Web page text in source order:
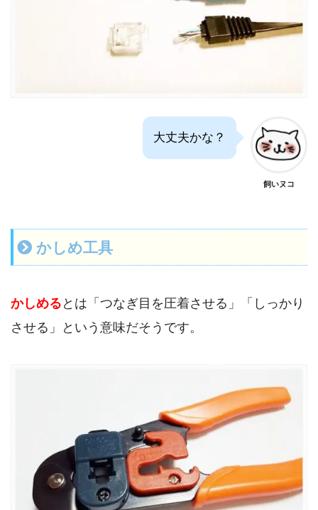
大丈夫かな？
飼いヌコ
かしめ工具
かしめる とは「つなぎ目を圧着させる」「しっかり
させる」という意味だそうです。